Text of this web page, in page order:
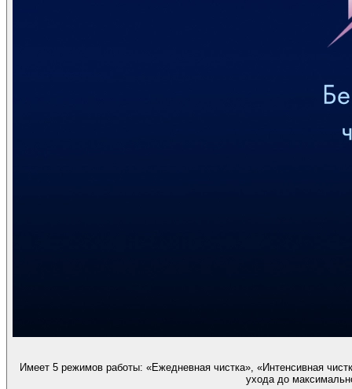
Имеет 5 режимов работы: «Ежедневная чистка», «Интенсивная
ухода до